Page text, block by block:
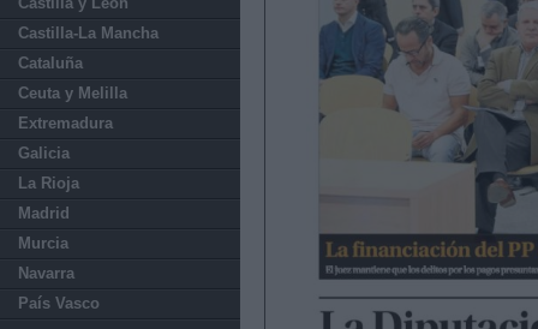
Castilla-La Mancha
Cataluña
Ceuta y Melilla
Extremadura
Galicia
La Rioja
Madrid
Murcia
Navarra
País Vasco